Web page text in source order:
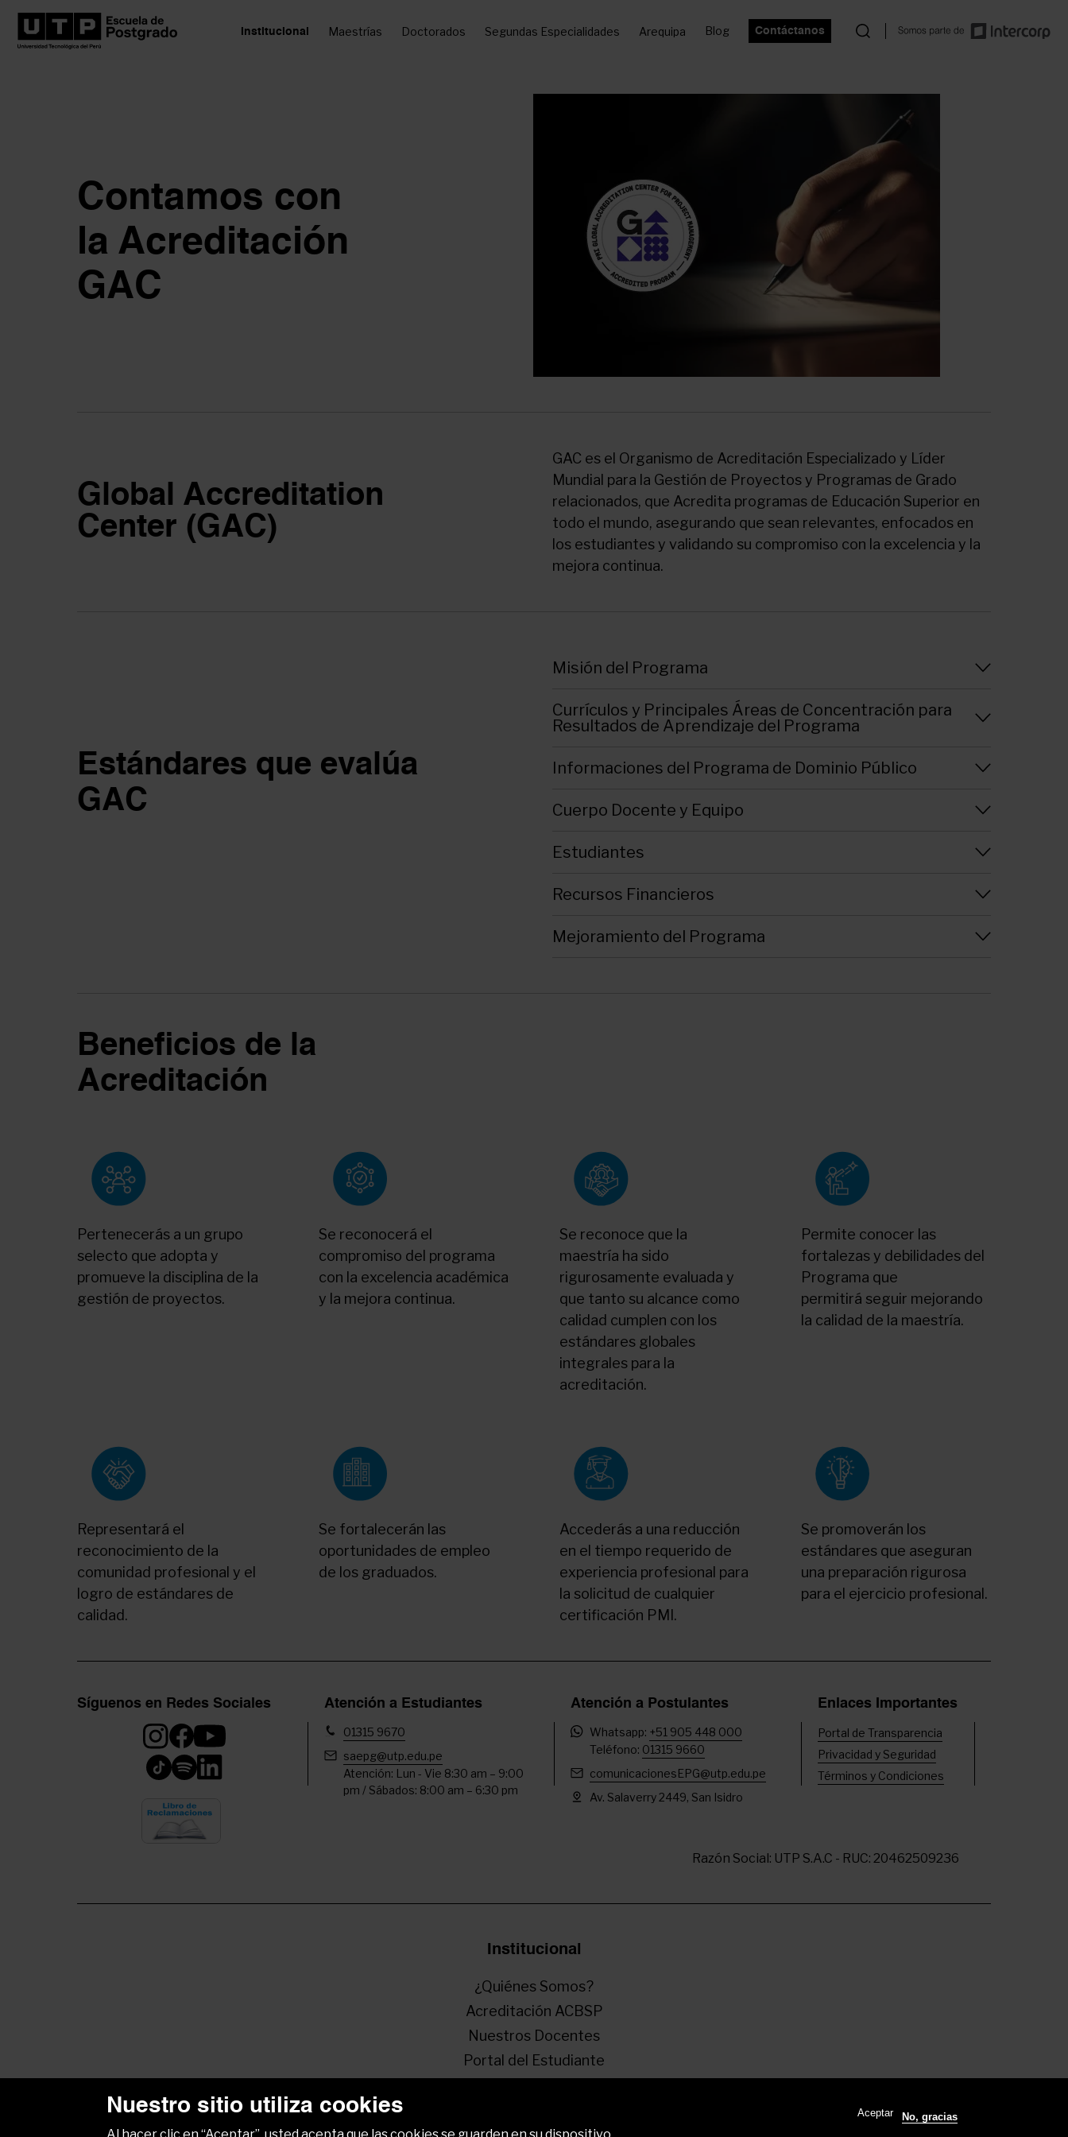
Institucional Maestrías Doctorados Segundas Especialidades Arequipa Blog Contáctanos
Contamos con
la Acreditación
GAC
Global Accreditation
Center (GAC)
GAC es el Organismo de Acreditación Especializado y Líder
Mundial para la Gestión de Proyectos y Programas de Grado
relacionados, que Acredita programas de Educación Superior en
todo el mundo, asegurando que sean relevantes, enfocados en
los estudiantes y validando su compromiso con la excelencia y la
mejora continua.
Estándares que evalúa
GAC
Misión del Programa
Currículos y Principales Áreas de Concentración para
Resultados de Aprendizaje del Programa
Informaciones del Programa de Dominio Público
Cuerpo Docente y Equipo
Estudiantes
Recursos Financieros
Mejoramiento del Programa
Beneficios de la
Acreditación
Pertenecerás a un grupo
selecto que adopta y
promueve la disciplina de la
gestión de proyectos.
Se reconocerá el
compromiso del programa
con la excelencia académica
y la mejora continua.
Se reconoce que la
maestría ha sido
rigurosamente evaluada y
que tanto su alcance como
calidad cumplen con los
estándares globales
integrales para la
acreditación.
Permite conocer las
fortalezas y debilidades del
Programa que
permitirá seguir mejorando
la calidad de la maestría.
Representará el
reconocimiento de la
comunidad profesional y el
logro de estándares de
calidad.
Se fortalecerán las
oportunidades de empleo
de los graduados.
Accederás a una reducción
en el tiempo requerido de
experiencia profesional para
la solicitud de cualquier
certificación PMI.
Se promoverán los
estándares que aseguran
una preparación rigurosa
para el ejercicio profesional.
Síguenos en Redes Sociales Atención a Estudiantes
01315 9670
saepg@utp.edu.pe
Atención: Lun - Vie 8:30 am – 9:00
pm / Sábados: 8:00 am – 6:30 pm
Atención a Postulantes
Whatsapp: +51 905 448 000
Teléfono: 01315 9660
comunicacionesEPG@utp.edu.pe
Av. Salaverry 2449, San Isidro
Enlaces Importantes
Portal de Transparencia
Privacidad y Seguridad
Términos y Condiciones
Razón Social: UTP S.A.C - RUC: 20462509236
Institucional
¿Quiénes Somos?
Acreditación ACBSP
Nuestros Docentes
Portal del Estudiante
Nuestro sitio utiliza cookies Aceptar No, gracias